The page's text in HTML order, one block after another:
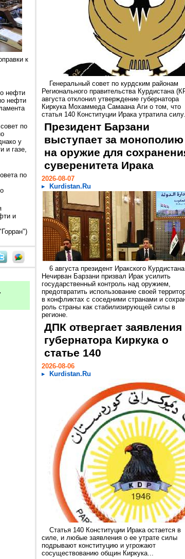
к
нефти
нефти
по
у
и газе,
по
и
Генеральный совет по курдским районам
Регионального правительства Курдистана
августа отклонил утверждение губернатора
Киркука Мохаммеда Самаана Аги о том, что
статья 140 Конституции Ирака утратила
Президент Барзани
выступает за монополию
на оружие для
суверенитета Ирака
2026-08-07
Kurdistan.Ru
6 августа президент Иракского Курдистана
Нечирван Барзани призвал Ирак усилить
государственный контроль над оружием,
предотвратить использование своей
в конфликтах с соседними странами и
роль страны как стабилизирующей силы в
регионе.
ДПК отвергает заявления
губернатора Киркука о
статье 140
2026-08-06
Kurdistan.Ru
Статья 140 Конституции Ирака остается в
силе, и любые заявления о ее утрате силы
подрывают конституцию и угрожают
сосуществованию общин Киркука...